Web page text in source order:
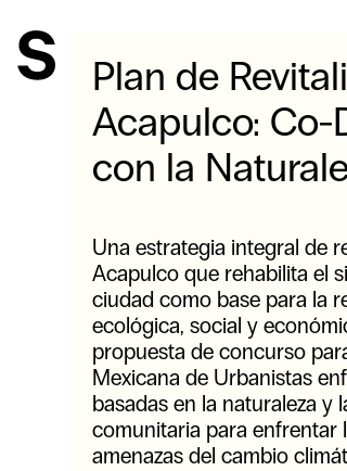
Plan de
Acapulco: Co-
con la
Una estrategia integral de
Acapulco que rehabilita el
ciudad como base para la
ecológica, social y
propuesta de concurso
Mexicana de Urbanistas
basadas en la naturaleza y
comunitaria para enfrentar
amenazas del cambio